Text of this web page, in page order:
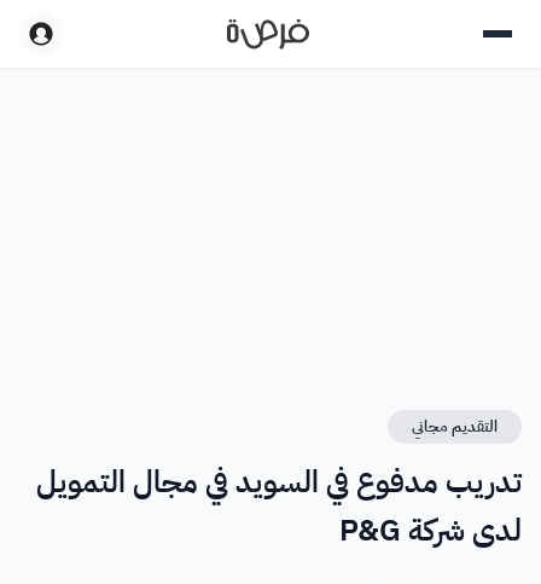
التقديم مجاني
تدريب مدفوع في السويد في مجال التمويل
لدى شركة P&G